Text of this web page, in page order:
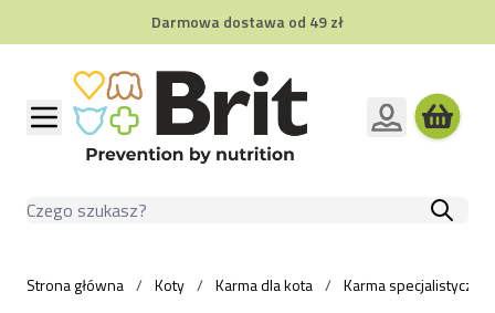
Darmowa dostawa od 49 zł
Przejdź do treści
Szukaj
Strona główna / Koty / Karma dla kota / Karma specjalistyczna